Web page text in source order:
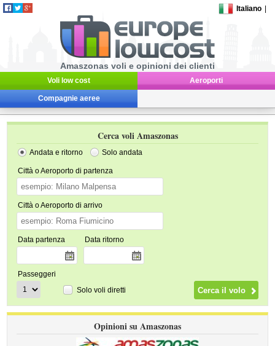
Italiano
Amaszonas voli e opinioni dei clienti
Voli low cost Aeroporti
Compagnie aeree
Cerca voli Amaszonas
Andata e ritorno Solo andata
Città o Aeroporto di partenza
Città o Aeroporto di arrivo
Data partenza Data ritorno
Passeggeri
Solo voli diretti
Opinioni su Amaszonas